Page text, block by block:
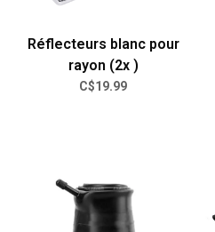
Réflecteurs blanc pour
rayon (2x )
C$19.99